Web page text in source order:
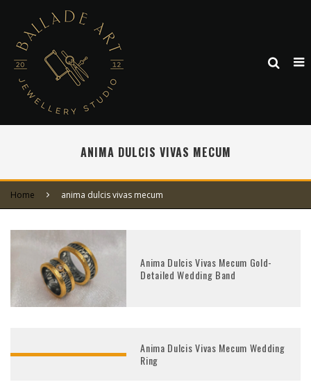
ANIMA DULCIS VIVAS MECUM
Home anima dulcis vivas mecum
Anima Dulcis Vivas Mecum Gold-
Detailed Wedding Band
Anima Dulcis Vivas Mecum Wedding
Ring